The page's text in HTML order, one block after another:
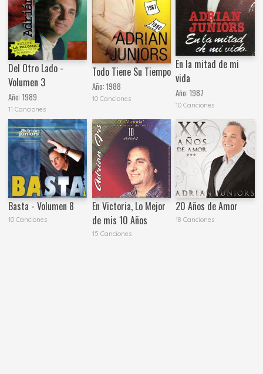
Del Otro Lado -
Volumen 3
Año:1989
11 Canciones
Todo Tiene Su Tiempo
Año: 1988
10 Canciones
En la mitad de mi
vida
Año:1987
10 Canciones
Basta - Volumen 8
10 Canciones
En Victoria, Lo Mejor
de mis 10 Años
15 Canciones
20 Años de Amor
18 Canciones